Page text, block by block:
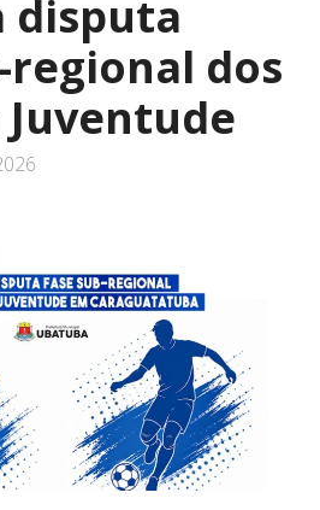
disputa
regional dos
Juventude